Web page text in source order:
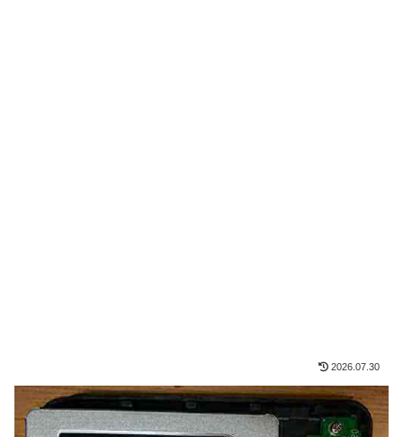
2026.07.30